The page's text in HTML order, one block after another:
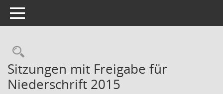
Toggle navigation
Rechercheauswahl
Sitzungen mit Freigabe für
Niederschrift 2015